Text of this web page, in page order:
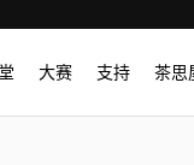
大赛 支持 茶思